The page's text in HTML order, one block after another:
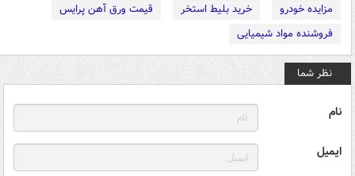
مزایده خودرو
خرید بلیط استخر
قیمت ورق آهن پرایس
فروشنده مواد شیمیایی
نظر شما
نام
ایمیل